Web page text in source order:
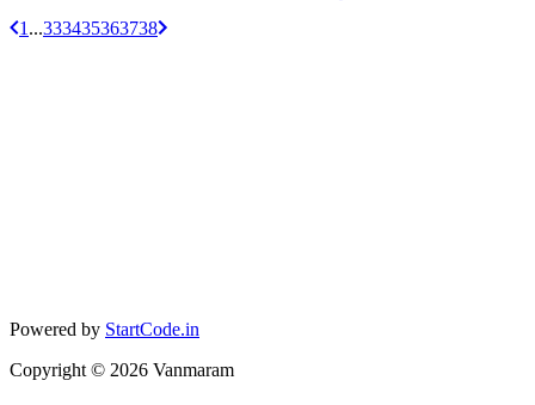
1 ...333435363738
Powered by StartCode.in
Copyright © 2026 Vanmaram